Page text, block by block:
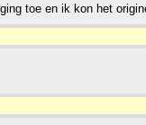
toe en ik kon het